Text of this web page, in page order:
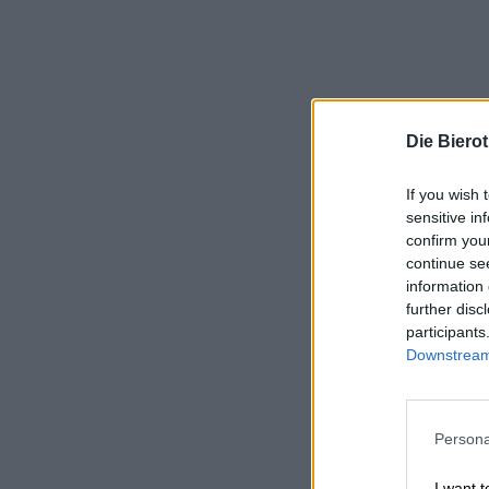
Die
If you wish
sensitive
confirm
continue
information
further